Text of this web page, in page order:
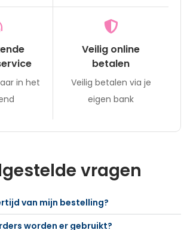
in het
Veilig online
betalen
Veilig betalen via je
eigen bank
vragen
van mijn bestelling?
worden er gebruikt?